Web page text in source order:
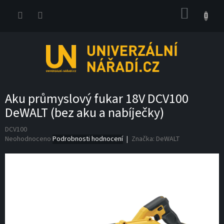
Aku průmyslový fukar 18V DCV100
DeWALT (bez aku a nabíječky)
DCV100
Průměrné
Neohodnoceno Podrobnosti hodnocení Značka: DeWALT